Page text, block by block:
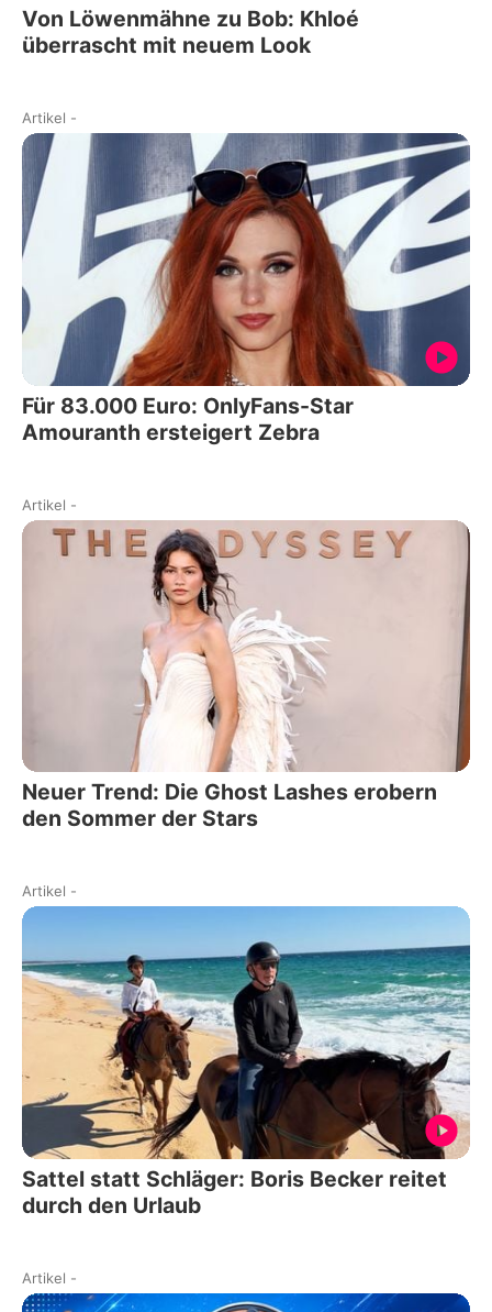
Von Löwenmähne zu Bob: Khloé
überrascht mit neuem Look
Artikel -
Für 83.000 Euro: OnlyFans-Star
Amouranth ersteigert Zebra
Artikel -
Neuer Trend: Die Ghost Lashes erobern
den Sommer der Stars
Artikel -
Sattel statt Schläger: Boris Becker reitet
durch den Urlaub
Artikel -